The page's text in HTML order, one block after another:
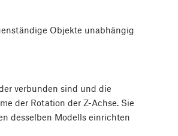
Objekte unabhängig
verbunden sind und die
der Rotation der Z-Achse. Sie
desselben Modells einrichten